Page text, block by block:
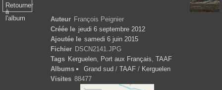
Retourner
à
l'album
Auteur François Peignier
Créée le jeudi 6 septembre 2012
Ajoutée le samedi 6 juin 2015
Fichier DSCN2141.JPG
Tags Kerguelen Port aux Français TAAF
Albums
Grand sud / TAAF / Kerguelen
Visites 88477